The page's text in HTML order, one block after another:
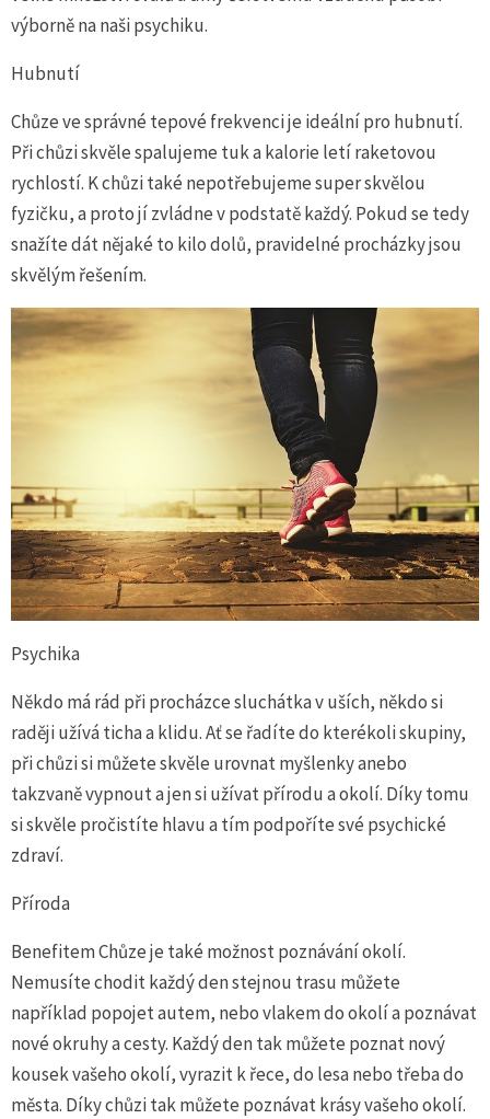
výborně na naši psychiku.
Hubnutí
Chůze ve správné tepové frekvenci je ideální pro hubnutí.
Při chůzi skvěle spalujeme tuk a kalorie letí raketovou
rychlostí. K chůzi také nepotřebujeme super skvělou
fyzičku, a proto jí zvládne v podstatě každý. Pokud se tedy
snažíte dát nějaké to kilo dolů, pravidelné procházky jsou
skvělým řešením.
Psychika
Někdo má rád při procházce sluchátka v uších, někdo si
raději užívá ticha a klidu. Ať se řadíte do kterékoli skupiny,
při chůzi si můžete skvěle urovnat myšlenky anebo
takzvaně vypnout a jen si užívat přírodu a okolí. Díky tomu
si skvěle pročistíte hlavu a tím podpoříte své psychické
zdraví.
Příroda
Benefitem Chůze je také možnost poznávání okolí.
Nemusíte chodit každý den stejnou trasu můžete
například popojet autem, nebo vlakem do okolí a poznávat
nové okruhy a cesty. Každý den tak můžete poznat nový
kousek vašeho okolí, vyrazit k řece, do lesa nebo třeba do
města. Díky chůzi tak můžete poznávat krásy vašeho okolí.